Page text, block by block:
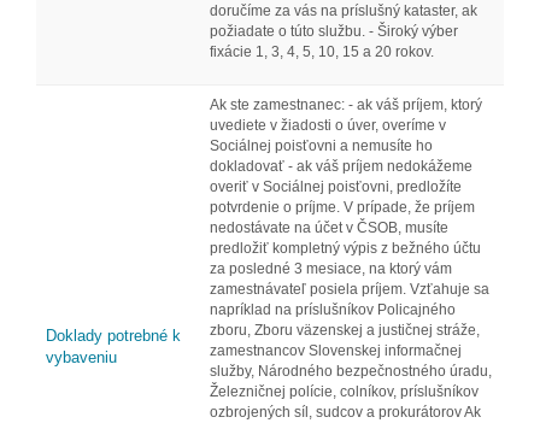
doručíme za vás na príslušný kataster, ak
požiadate o túto službu. - Široký výber
fixácie 1, 3, 4, 5, 10, 15 a 20 rokov.
Doklady potrebné k
vybaveniu
Ak ste zamestnanec: - ak váš príjem, ktorý
uvediete v žiadosti o úver, overíme v
Sociálnej poisťovni a nemusíte ho
dokladovať - ak váš príjem nedokážeme
overiť v Sociálnej poisťovni, predložíte
potvrdenie o príjme. V prípade, že príjem
nedostávate na účet v ČSOB, musíte
predložiť kompletný výpis z bežného účtu
za posledné 3 mesiace, na ktorý vám
zamestnávateľ posiela príjem. Vzťahuje sa
napríklad na príslušníkov Policajného
zboru, Zboru väzenskej a justičnej stráže,
zamestnancov Slovenskej informačnej
služby, Národného bezpečnostného úradu,
Železničnej polície, colníkov, príslušníkov
ozbrojených síl, sudcov a prokurátorov Ak